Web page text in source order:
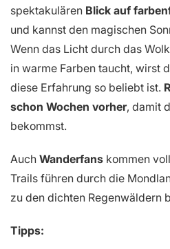
spektakulären Blick auf
und kannst den magischen
Wenn das Licht durch das
in warme Farben taucht, wirst
diese Erfahrung so beliebt ist.
schon Wochen vorher, damit
bekommst.
Auch Wanderfans kommen
Trails führen durch die
zu den dichten Regenwäldern
Tipps: